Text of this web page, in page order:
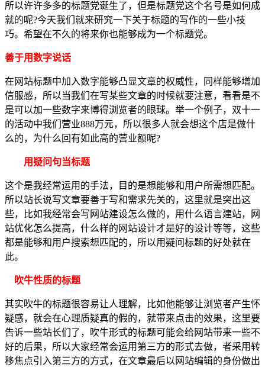
所以许许多多的标题党诞生了，但是标题党这个名号是如何成
就的呢?今天我们就来研究一下关于标题的写作的一些小技
巧。希望在不久的将来你也能够成为一个标题党。
善于用数字说话
在网站标题中加入数字能够凸显文章的权威性，同样能够增加
信服感，所以当我们在写某些文章的时候就要注意，看看是不
是可以加一些数字来博得浏览者的眼球。举一个例子，双十一
的活动中我们营业888万元，所以很多人就会想这个店是做什
么的，为什么回有如此高的营业额呢?
用疑问句当标题
这个是我经常运用的手法，目的是想能够和用户所需想匹配。
所以站长说写文章要善于写和需求先关的，这里就是突出这
些，比如我经常会写网站建设怎么做的，用什么语言建站，网
站优化怎么提高，什么样的网站设计才是好的设计等等，这些
都是能够和用户搜索想匹配的，所以用疑问标题的好处就在
此。
吹牛性质的标题
其实吹牛的标题很容易让人理解，比如他能够让浏览者产生怀
疑感，就会在心理质疑真的假的，就带来点击的效果，这里要
告诉一些站长们了，吹牛形式的标题可能会给网站带来一些不
好的后果，所以大家经常会运用第三方的形式去做，者采用转
移焦点引入第三方的方式，在文章最后以网站编辑的身份做出